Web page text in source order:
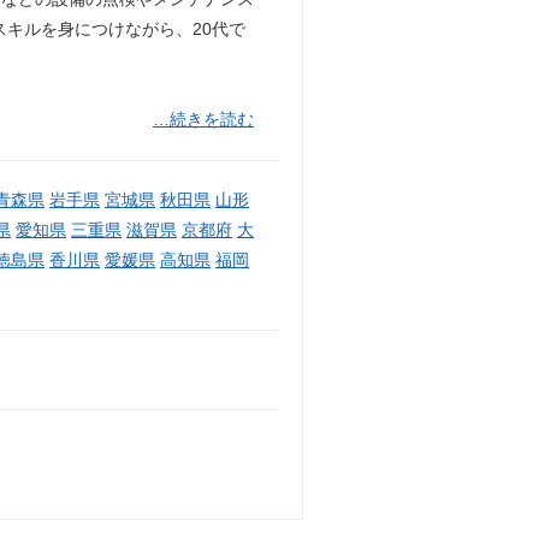
ルを身につけながら、20代で
…続きを読む
森県 岩手県 宮城県 秋田県 山形
愛知県 三重県 滋賀県 京都府 大
島県 香川県 愛媛県 高知県 福岡